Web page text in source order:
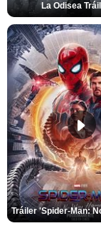
La Odisea
Tráiler 'Spider-Man: